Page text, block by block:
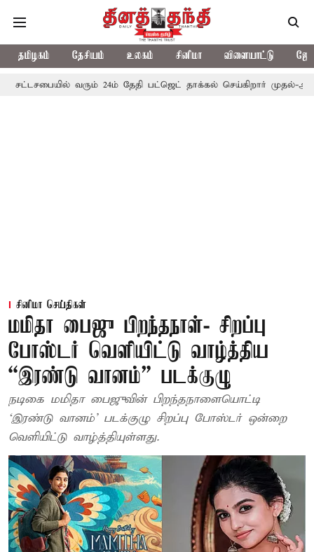
தமிழகம் தேசியம் உலகம் சினிமா விளையாட்டு
வரும் 24ம் தேதி பட்ஜெட் தாக்கல் செய்கிறார் முதல்-அமைச்சர்
சினிமா செய்திகள்
மமிதா பைஜு பிறந்தநாள்- சிறப்பு
போஸ்டர் வெளியிட்டு வாழ்த்திய
“இரண்டு வானம்” படக்குழு
நடிகை மமிதா பைஜுவின் பிறந்தநாளையொட்டி
‘இரண்டு வானம்’ படக்குழு சிறப்பு போஸ்டர் ஒன்றை
வெளியிட்டு வாழ்த்தியுள்ளது.